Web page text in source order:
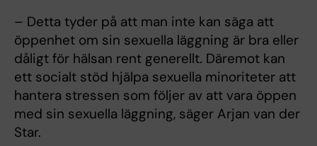
– Detta tyder på att man inte kan säga att
öppenhet om sin sexuella läggning är bra eller
dåligt för hälsan rent generellt. Däremot kan
ett socialt stöd hjälpa sexuella minoriteter att
hantera stressen som följer av att vara öppen
med sin sexuella läggning, säger Arjan van der
Star.